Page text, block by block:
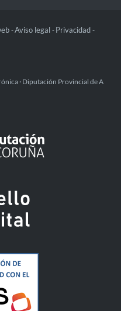
-Aviso legal - Privacidad -
· Diputación Provincial de A